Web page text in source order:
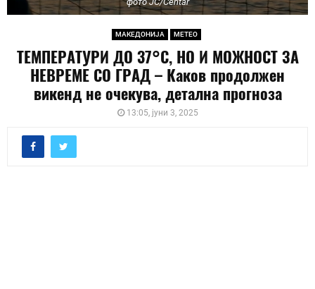
МАКЕДОНИЈА МЕТЕО
ТЕМПЕРАТУРИ ДО 37°C, НО И МОЖНОСТ ЗА
НЕВРЕМЕ СО ГРАД – Каков продолжен
викенд не очекува, детална прогноза
13:05, јуни 3, 2025